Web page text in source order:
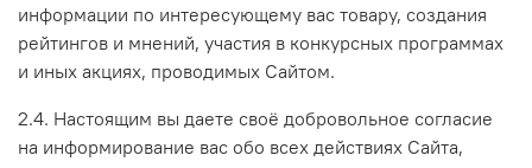
информации по интересующему вас товару, создания
рейтингов и мнений, участия в конкурсных программах
и иных акциях, проводимых Сайтом.
2.4. Настоящим вы даете своё добровольное согласие
на информирование вас обо всех действиях Сайта,